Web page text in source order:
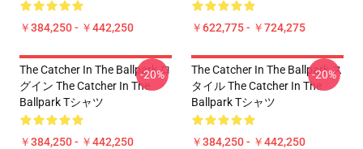
￥384,250 - ￥442,250 ￥622,775 - ￥724,275
The Catcher In The Ballpark ロ
グイン The Catcher In The
Ballpark Tシャツ
￥384,250 - ￥442,250
-20%
The Catcher In The Ballpark ス
タイル The Catcher In The
Ballpark Tシャツ
￥384,250 - ￥442,250
-20%